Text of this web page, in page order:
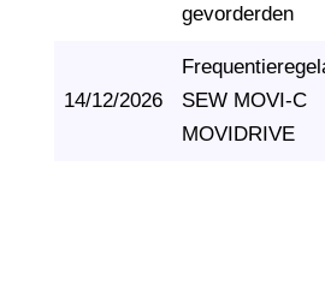
gevorderden
14/12/2026
SEW MOVI-C
MOVIDRIVE